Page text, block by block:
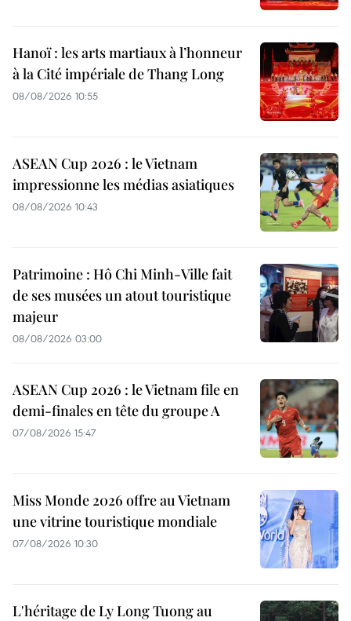
Hanoï : les arts martiaux à l’honneur
à la Cité impériale de Thang Long
08/08/2026 10:55
ASEAN Cup 2026 : le Vietnam
impressionne les médias asiatiques
08/08/2026 10:43
Patrimoine : Hô Chi Minh-Ville fait
de ses musées un atout touristique
majeur
08/08/2026 03:00
ASEAN Cup 2026 : le Vietnam file en
demi-finales en tête du groupe A
07/08/2026 15:47
Miss Monde 2026 offre au Vietnam
une vitrine touristique mondiale
07/08/2026 10:30
L'héritage de Ly Long Tuong au